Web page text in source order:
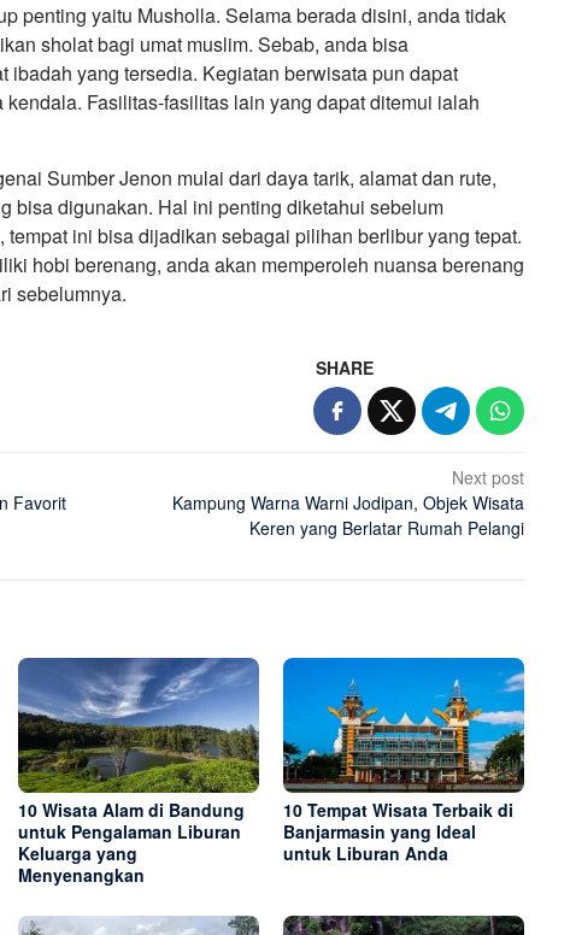
penting yaitu Musholla. Selama berada disini, anda tidak
sholat bagi umat muslim. Sebab, anda bisa
ibadah yang tersedia. Kegiatan berwisata pun dapat
Fasilitas-fasilitas lain yang dapat ditemui ialah
Sumber Jenon mulai dari daya tarik, alamat dan rute,
bisa digunakan. Hal ini penting diketahui sebelum
tempat ini bisa dijadikan sebagai pilihan berlibur yang tepat.
hobi berenang, anda akan memperoleh nuansa berenang
sebelumnya.
SHARE
Favorit
Next post
Kampung Warna Warni Jodipan, Objek Wisata
Keren yang Berlatar Rumah Pelangi
10 Wisata Alam di Bandung
untuk Pengalaman Liburan
Keluarga yang
Menyenangkan
10 Tempat Wisata Terbaik di
Banjarmasin yang Ideal
untuk Liburan Anda